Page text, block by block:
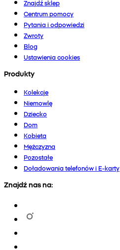
Znajdź sklep
Centrum pomocy
Pytania i odpowiedzi
Zwroty
Blog
Ustawienia cookies
Produkty
Kolekcje
Niemowlę
Dziecko
Dom
Kobieta
Mężczyzna
Pozostałe
Doładowania telefonów i E-karty
Znajdź nas na: